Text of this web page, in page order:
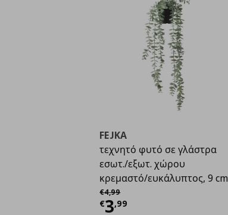
FEJKA
τεχνητό φυτό σε γλάστρα
εσωτ./εξωτ. χώρου
κρεμαστό/ευκάλυπτος, 9 cm
€4,99
Αρχική τιμή
€3,99
Τρέχουσα τιμή